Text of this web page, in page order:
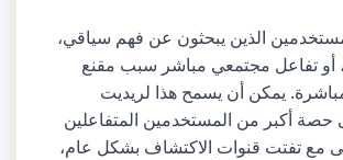
الذين يبحثون عن فهم سياقي،
أو تفاعل مجتمعي مباشر سبب مقنع
يمكن أن يسمح هذا لريديت
حصة أكبر من المستخدمين المتفاعلين
مع تفتت قنوات الاكتشاف بشكل عام،